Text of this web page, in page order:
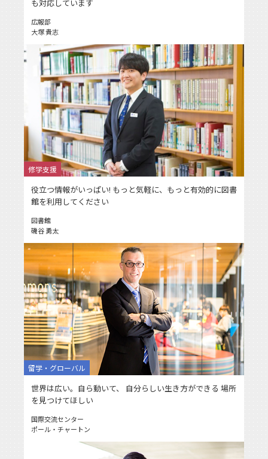
も対応しています
広報部
大塚 貴志
修学支援
役立つ情報がいっぱい! もっと気軽に、もっと有効的に図書
館を利用してください
図書館
磯谷 勇太
留学・グローバル
世界は広い。自ら動いて、 自分らしい生き方ができる 場所
を見つけてほしい
国際交流センター
ポール・チャートン